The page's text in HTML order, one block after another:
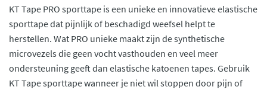
KT Tape PRO sporttape is een unieke en innovatieve elastische
sporttape dat pijnlijk of beschadigd weefsel helpt te
herstellen. Wat PRO unieke maakt zijn de synthetische
microvezels die geen vocht vasthouden en veel meer
ondersteuning geeft dan elastische katoenen tapes. Gebruik
KT Tape sporttape wanneer je niet wil stoppen door pijn of